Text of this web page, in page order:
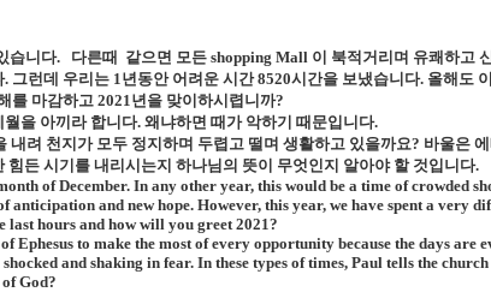
습니다. 다른때 같으면 모든 shopping Mall 이 북적거리며 유쾌하고
. 그런데 우리는 1년동안 어려운 시간8520시간을 보냈습니다. 올해도
를 마감하고 2021년을 맞이하시렵니까?
을 아끼라 합니다. 왜냐하면 때가 악하기 때문입니다.
내려 천지가 모두 정지하며 두렵고 떨며 생활하고 있을까요? 바울은
힘든 시기를 내리시는지 하나님의 뜻이 무엇인지 알아야 할 것입니다.
of December. In any other year, this would be a time of crowded
and new hope. However, this year, we have spent a very
last hours and how will you greet 2021?
Ephesus to make the most of every opportunity because the days are
and shaking in fear. In these types of times, Paul tells the
God?